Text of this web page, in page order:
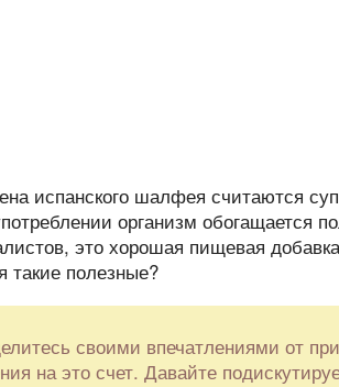
испанского шалфея считаются
организм
это хорошая пищевая
полезные?
своими впечатлениями от
на это счет. Давайте